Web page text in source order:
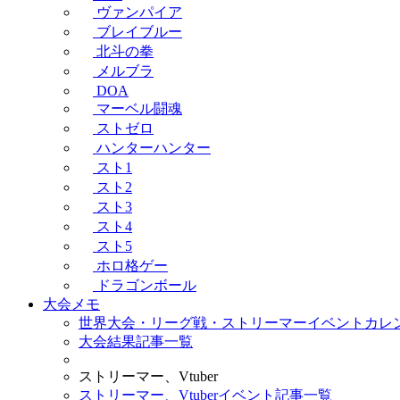
ヴァンパイア
ブレイブルー
北斗の拳
メルブラ
DOA
マーベル闘魂
ストゼロ
ハンターハンター
スト1
スト2
スト3
スト4
スト5
ホロ格ゲー
ドラゴンボール
大会メモ
世界大会・リーグ戦・ストリーマーイベントカレ
大会結果記事一覧
ストリーマー、Vtuber
ストリーマー、Vtuberイベント記事一覧